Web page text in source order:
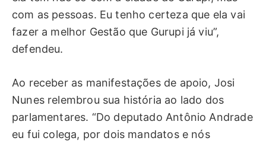
com as pessoas. Eu tenho certeza que ela vai
fazer a melhor Gestão que Gurupi já viu”,
defendeu.
Ao receber as manifestações de apoio, Josi
Nunes relembrou sua história ao lado dos
parlamentares. “Do deputado Antônio Andrade
eu fui colega, por dois mandatos e nós